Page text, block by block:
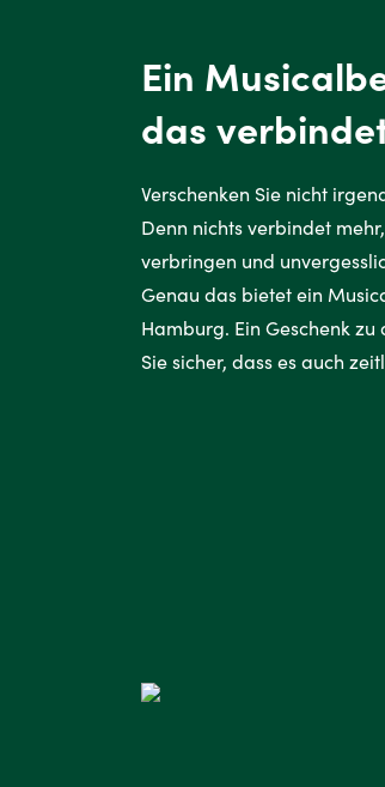
Ein
das
Verschenken Sie nicht
Denn nichts verbindet
verbringen und
Genau das bietet ein
Hamburg. Ein Geschenk
Sie sicher, dass es auch